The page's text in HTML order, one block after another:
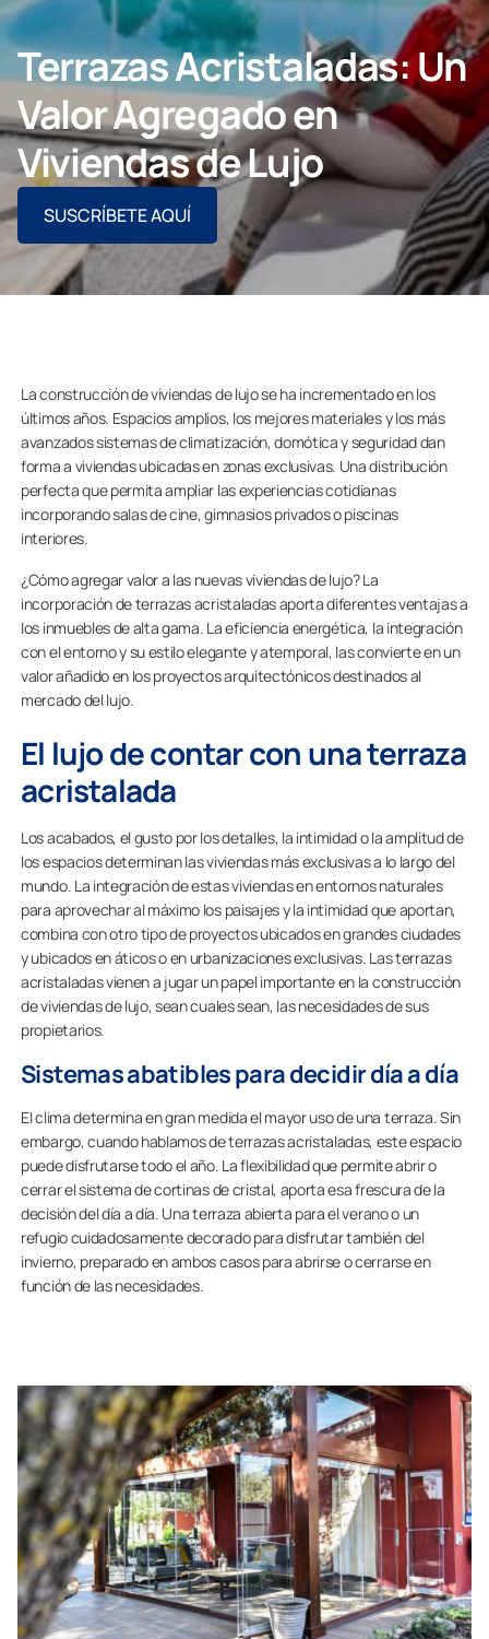
Particulares
Grupo Lumon
CONTACTO PROFESIONAL
Terrazas Acristaladas: Un
Valor Agregado en
Viviendas de Lujo
SUSCRÍBETE AQUÍ
La construcción de viviendas de lujo se ha incrementado en los
últimos años. Espacios amplios, los mejores materiales y los más
avanzados sistemas de climatización, domótica y seguridad dan
forma a viviendas ubicadas en zonas exclusivas. Una distribución
perfecta que permita ampliar las experiencias cotidianas
incorporando salas de cine, gimnasios privados o piscinas
interiores.
¿Cómo agregar valor a las nuevas viviendas de lujo? La
incorporación de terrazas acristaladas aporta diferentes ventajas a
los inmuebles de alta gama. La eficiencia energética, la integración
con el entorno y su estilo elegante y atemporal, las convierte en un
valor añadido en los proyectos arquitectónicos destinados al
mercado del lujo.
El lujo de contar con una terraza
acristalada
Los acabados, el gusto por los detalles, la intimidad o la amplitud de
los espacios determinan las viviendas más exclusivas a lo largo del
mundo. La integración de estas viviendas en entornos naturales
para aprovechar al máximo los paisajes y la intimidad que aportan,
combina con otro tipo de proyectos ubicados en grandes ciudades
y ubicados en áticos o en urbanizaciones exclusivas. Las terrazas
acristaladas vienen a jugar un papel importante en la construcción
de viviendas de lujo, sean cuales sean, las necesidades de sus
propietarios.
Sistemas abatibles para decidir día a día
El clima determina en gran medida el mayor uso de una terraza. Sin
embargo, cuando hablamos de terrazas acristaladas, este espacio
puede disfrutarse todo el año. La flexibilidad que permite abrir o
cerrar el sistema de cortinas de cristal, aporta esa frescura de la
decisión del día a día. Una terraza abierta para el verano o un
refugio cuidadosamente decorado para disfrutar también del
invierno, preparado en ambos casos para abrirse o cerrarse en
función de las necesidades.